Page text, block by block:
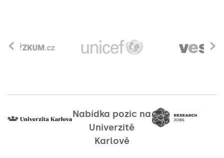
›
‹
Nabídka pozic na
Univerzitě
Karlově